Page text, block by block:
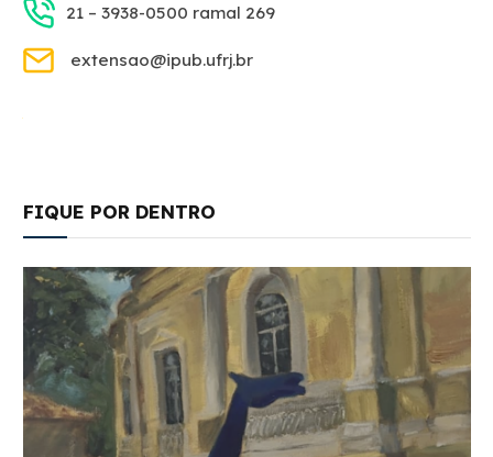
21 – 3938-0500 ramal 269
extensao@ipub.ufrj.br
FIQUE POR DENTRO